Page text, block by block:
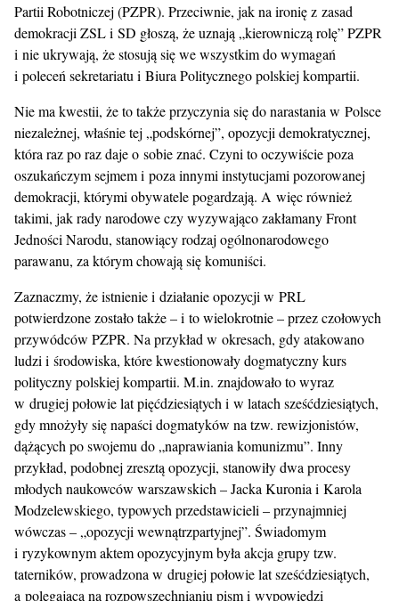
Partii Robotniczej (PZPR). Przeciwnie, jak na ironię z zasad
demokracji ZSL i SD głoszą, że uznają „kierowniczą rolę” PZPR
i nie ukrywają, że stosują się we wszystkim do wymagań
i poleceń sekretariatu i Biura Politycznego polskiej kompartii.
Nie ma kwestii, że to także przyczynia się do narastania w Polsce
niezależnej, właśnie tej „podskórnej”, opozycji demokratycznej,
która raz po raz daje o sobie znać. Czyni to oczywiście poza
oszukańczym sejmem i poza innymi instytucjami pozorowanej
demokracji, którymi obywatele pogardzają. A więc również
takimi, jak rady narodowe czy wyzywająco zakłamany Front
Jedności Narodu, stanowiący rodzaj ogólnonarodowego
parawanu, za którym chowają się komuniści.
Zaznaczmy, że istnienie i działanie opozycji w PRL
potwierdzone zostało także – i to wielokrotnie – przez czołowych
przywódców PZPR. Na przykład w okresach, gdy atakowano
ludzi i środowiska, które kwestionowały dogmatyczny kurs
polityczny polskiej kompartii. M.in. znajdowało to wyraz
w drugiej połowie lat pięćdziesiątych i w latach sześćdziesiątych,
gdy mnożyły się napaści dogmatyków na tzw. rewizjonistów,
dążących po swojemu do „naprawiania komunizmu”. Inny
przykład, podobnej zresztą opozycji, stanowiły dwa procesy
młodych naukowców warszawskich – Jacka Kuronia i Karola
Modzelewskiego, typowych przedstawicieli – przynajmniej
wówczas – „opozycji wewnątrzpartyjnej”. Świadomym
i ryzykownym aktem opozycyjnym była akcja grupy tzw.
taterników, prowadzona w drugiej połowie lat sześćdziesiątych,
a polegająca na rozpowszechnianiu pism i wypowiedzi